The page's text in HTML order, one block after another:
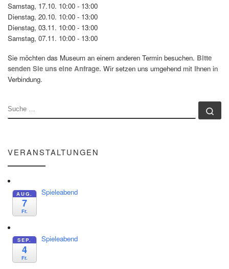
Samstag, 17.10. 10:00 - 13:00
Dienstag, 20.10. 10:00 - 13:00
Dienstag, 03.11. 10:00 - 13:00
Samstag, 07.11. 10:00 - 13:00
Sie möchten das Museum an einem anderen Termin besuchen. Bitte
senden Sie uns eine Anfrage. Wir setzen uns umgehend mit Ihnen in
Verbindung.
SUCHE
VERANSTALTUNGEN
AUG.
7
Fr.
Spieleabend
SEP.
4
Fr.
Spieleabend